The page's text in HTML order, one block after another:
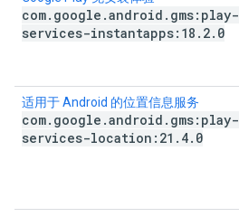
com. google .android . gms:play-
services-instantapps:18 . 2. 0
适用于 Android 的位置信息服务
com. google .android . gms:play-
services-location:21 . 4. 0